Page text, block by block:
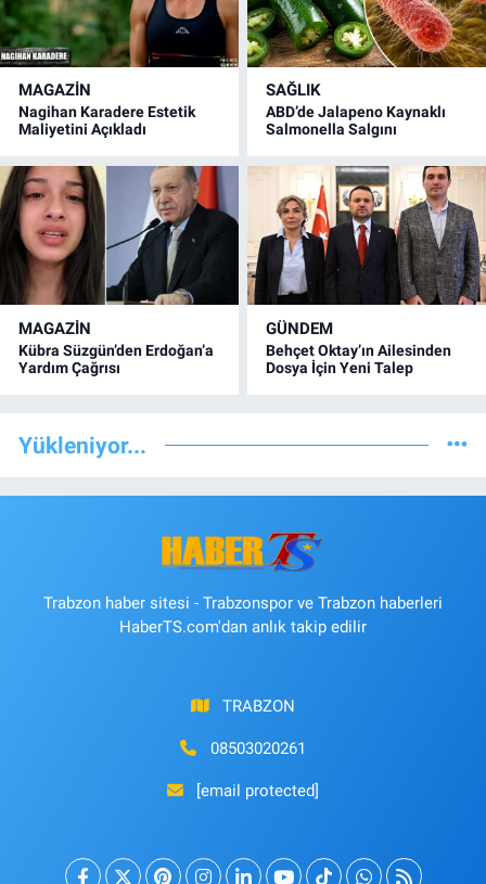
MAGAZİN
Nagihan Karadere Estetik
Maliyetini Açıkladı
SAĞLIK
ABD’de Jalapeno Kaynaklı
Salmonella Salgını
MAGAZİN
Kübra Süzgün’den Erdoğan’a
Yardım Çağrısı
GÜNDEM
Behçet Oktay’ın Ailesinden
Dosya İçin Yeni Talep
Yükleniyor...
Trabzon haber sitesi - Trabzonspor ve Trabzon haberleri
HaberTS.com'dan anlık takip edilir
TRABZON
08503020261
[email protected]